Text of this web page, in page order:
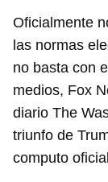
Oficialmente
las normas
no basta con
medios, Fox
diario The
triunfo de
computo